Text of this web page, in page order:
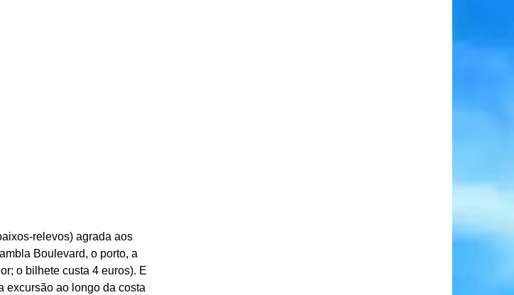
relevos) agrada aos
Boulevard, o porto, a
o bilhete custa 4 euros). E
excursão ao longo da costa